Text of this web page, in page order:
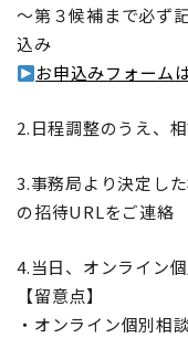
～第３候補まで必ず
込み
お申込みフォーム
2.日程調整のうえ、
3.事務局より決定し
の招待URLをご連絡
4.当日、オンライン
【留意点】
・オンライン個別相